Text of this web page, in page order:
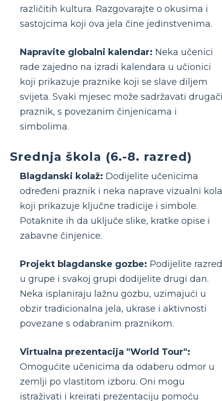
različitih kultura. Razgovarajte o okusima i
sastojcima koji ova jela čine jedinstvenima.
Napravite globalni kalendar: Neka učenici
rade zajedno na izradi kalendara u učionici
koji prikazuje praznike koji se slave diljem
svijeta. Svaki mjesec može sadržavati
praznik, s povezanim činjenicama i
simbolima.
Srednja škola (6.-8. razred)
Blagdanski kolaž: Dodijelite učenicima
određeni praznik i neka naprave vizualni
koji prikazuje ključne tradicije i simbole.
Potaknite ih da uključe slike, kratke opise i
zabavne činjenice.
Projekt blagdanske gozbe: Podijelite razred
u grupe i svakoj grupi dodijelite drugi dan.
Neka isplaniraju lažnu gozbu, uzimajući u
obzir tradicionalna jela, ukrase i aktivnosti
povezane s odabranim praznikom.
Virtualna prezentacija "World Tour":
Omogućite učenicima da odaberu odmor u
zemlji po vlastitom izboru. Oni mogu
istraživati ​​i kreirati prezentaciju pomoću